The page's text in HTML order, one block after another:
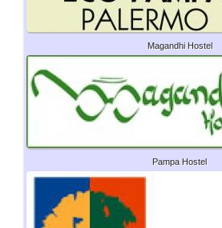
Magandhi Hostel
Pampa Hostel